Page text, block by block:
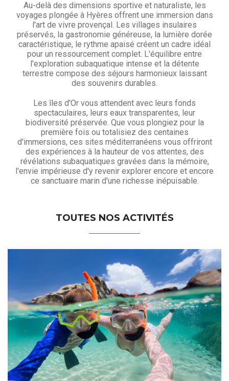
Au-delà des dimensions sportive et naturaliste, les
voyages plongée à Hyères offrent une immersion dans
l'art de vivre provençal. Les villages insulaires
préservés, la gastronomie généreuse, la lumière dorée
caractéristique, le rythme apaisé créent un cadre idéal
pour un ressourcement complet. L'équilibre entre
l'exploration subaquatique intense et la détente
terrestre compose des séjours harmonieux laissant
des souvenirs durables.
Les îles d'Or vous attendent avec leurs fonds
spectaculaires, leurs eaux transparentes, leur
biodiversité préservée. Que vous plongiez pour la
première fois ou totalisiez des centaines
d'immersions, ces sites méditerranéens vous offriront
des expériences à la hauteur de vos attentes, des
révélations subaquatiques gravées dans la mémoire,
l'envie impérieuse d'y revenir explorer encore et encore
ce sanctuaire marin d'une richesse inépuisable.
TOUTES NOS ACTIVITÉS